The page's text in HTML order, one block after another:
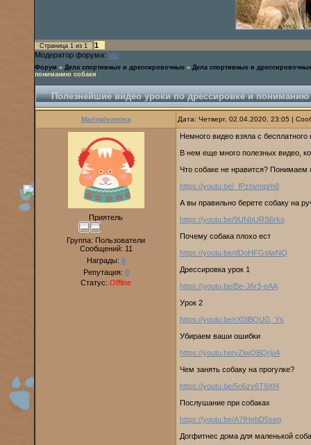
Страница 1 из 1
1
Модератор форума: febi
Форум » Дела спортивные и дрессировочные » Дела спортивные и
пониманию собаки
Полезнейшие видео уроки по дрессировке и пониманию
MarinaIvanova Дата: Четверг, 02.04.2020, 23:05 |
Приятель
Группа: Пользователи
Сообщений: 11
Награды: 0
Репутация: 0
Статус: Offline
Немного видео взяла с бесплатного
В нем еще много полезных видео,
Что собаке не нравится? Понимаем
https://youtu.be/_fPzhvmprh8
А вы правильно берете собаку на
https://youtu.be/9UNbURS6rko
Почему собака плохо ест
https://youtu.be/dDoHFGslwNQ
Дрессировка урок 1
https://youtu.be/Be-J6r3-eAA
Урок 2
https://youtu.be/rX0IBQUG_Ys
Убираем ваши ошибки
https://youtu.be/vZiwQBQrju4
Чем занять собаку на прогулке?
https://youtu.be/5o6zv6T9Xf4
Послушание при собаках
https://youtu.be/A7fHebD5seg
Догфитнес дома для маленькой